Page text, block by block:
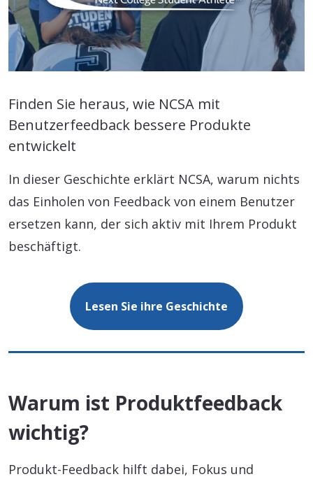
Finden Sie heraus, wie NCSA mit
Benutzerfeedback bessere Produkte
entwickelt
In dieser Geschichte erklärt NCSA, warum nichts
das Einholen von Feedback von einem Benutzer
ersetzen kann, der sich aktiv mit Ihrem Produkt
beschäftigt.
Lesen Sie ihre Geschichte
Warum ist Produktfeedback
wichtig?
Produkt-Feedback hilft dabei, Fokus und